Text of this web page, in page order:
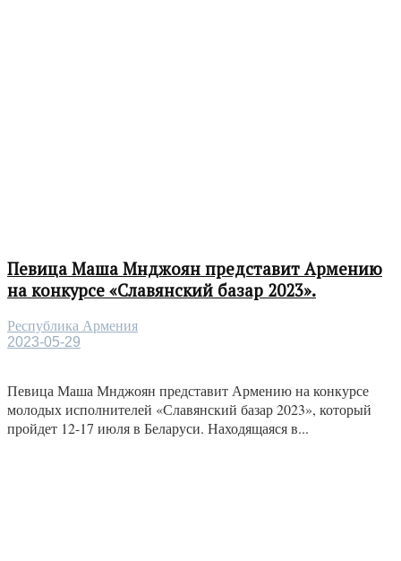
Певица Маша Мнджоян представит Армению
на конкурсе «Славянский базар 2023».
Республика Армения
2023-05-29
Певица Маша Мнджоян представит Армению на конкурсе
молодых исполнителей «Славянский базар 2023», который
пройдет 12-17 июля в Беларуси. Находящаяся в...